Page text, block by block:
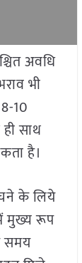
अवधि
भी
10
साथ
है।
के लिये
मुख्य रूप
समय